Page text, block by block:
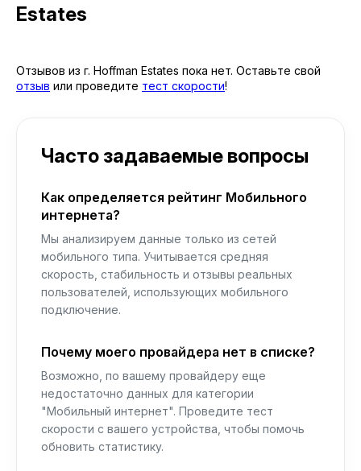
Estates
Отзывов из г. Hoffman Estates пока нет. Оставьте свой
отзыв или проведите тест скорости!
Часто задаваемые вопросы
Как определяется рейтинг Мобильного
интернета?
Мы анализируем данные только из сетей
мобильного типа. Учитывается средняя
скорость, стабильность и отзывы реальных
пользователей, использующих мобильного
подключение.
Почему моего провайдера нет в списке?
Возможно, по вашему провайдеру еще
недостаточно данных для категории
"Мобильный интернет". Проведите тест
скорости с вашего устройства, чтобы помочь
обновить статистику.